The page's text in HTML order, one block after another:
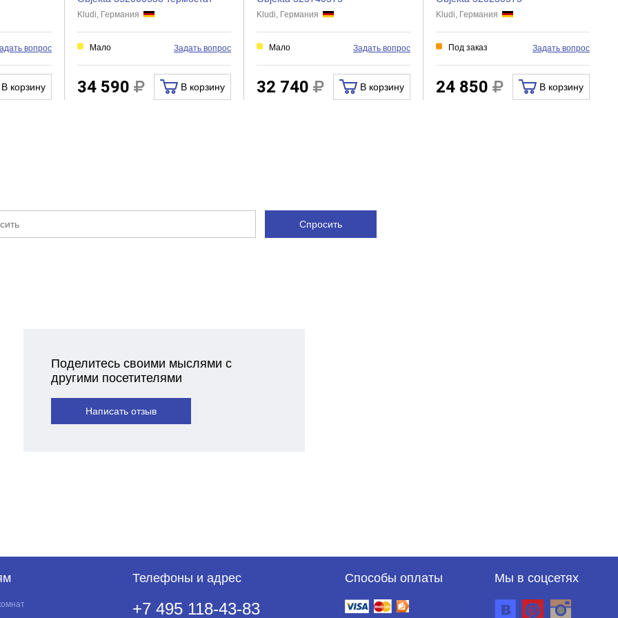
Нет
вопрос
В корзину
Kludi, Германия
Мало Задать вопрос
34 590 В корзину
Kludi, Германия
Мало Задать вопрос
32 740 В корзину
Kludi, Германия
Под заказ Задать вопрос
24 850 В корзину
Спросить
Поделитесь своими мыслями с
другими посетителями
Написать отзыв
Телефоны и адрес
+7 495 118-43-83
Способы оплаты Мы в соцсетях